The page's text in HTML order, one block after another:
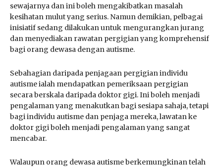
sewajarnya dan ini boleh mengakibatkan masalah
kesihatan mulut yang serius. Namun demikian, pelbagai
inisiatif sedang dilakukan untuk mengurangkan jurang
dan menyediakan rawatan pergigian yang komprehensif
bagi orang dewasa dengan autisme.
Sebahagian daripada penjagaan pergigian individu
autisme ialah mendapatkan pemeriksaan pergigian
secara berskala daripada doktor gigi. Ini boleh menjadi
pengalaman yang menakutkan bagi sesiapa sahaja, tetapi
bagi individu autisme dan penjaga mereka, lawatan ke
doktor gigi boleh menjadi pengalaman yang sangat
mencabar.
Walaupun orang dewasa autisme berkemungkinan telah